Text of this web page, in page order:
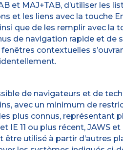
et MAJ+TAB, d’utiliser les
et les liens avec la touche
que de les remplir avec la
de navigation rapide et de
fenêtres contextuelles
de navigateurs et de
avec un minimum de
plus connus, représentant
11 ou plus récent, JAWS et
utilisé à partir d’autres